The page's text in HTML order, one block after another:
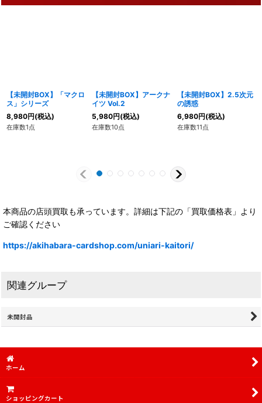
【未開封BOX】「マクロ
ス」シリーズ
8,980円(税込)
在庫数1点
【未開封BOX】アークナ
イツ Vol.2
5,980円(税込)
在庫数10点
【未開封BOX】2.5次元
の誘惑
6,980円(税込)
在庫数11点
本商品の店頭買取も承っています。詳細は下記の「買取価格表」より
ご確認ください
https://akihabara-cardshop.com/uniari-kaitori/
関連グループ
未開封品
ホーム
ショッピングカート